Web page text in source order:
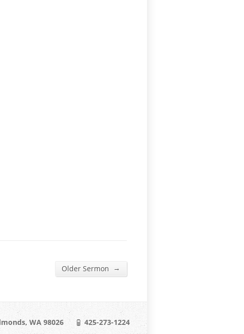
Older Sermon →
WA 98026 425-273-1224